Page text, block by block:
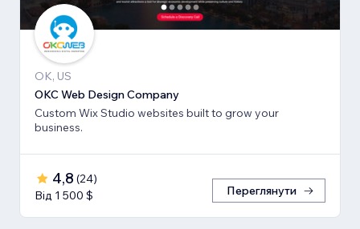
OK, US
OKC Web Design Company
Custom Wix Studio websites built to grow your
business.
4,8 (24)
Від 1 500 $
Переглянути